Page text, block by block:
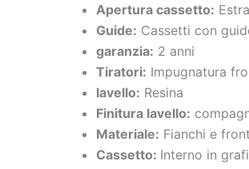
Apertura cassetto:
Guide: Cassetti con
garanzia: 2 anni
Tiratori: Impugnatura
lavello: Resina
Finitura lavello:
Materiale: Fianchi e
Cassetto: Interno in